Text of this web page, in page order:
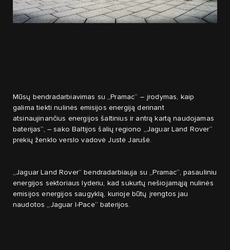
Mūsų bendradarbiavimas su „Pramac“ – įrodymas, kaip
galima tiekti nulinės emisijos energiją derinant
atsinaujinančius energijos šaltinius ir antrą kartą naudojamas
baterijas“, – sako Baltijos šalių regiono „Jaguar Land Rover“
prekių ženklo verslo vadovė Justė Jarušė.
„Jaguar Land Rover“ bendradarbiauja su „Pramac“, pasauliniu
energijos sektoriaus lyderiu, kad sukurtų nešiojamąją nulinės
emisijos energijos saugyklą, kurioje būtų įrengtos jau
naudotos „Jaguar I-Pace“ baterijos.